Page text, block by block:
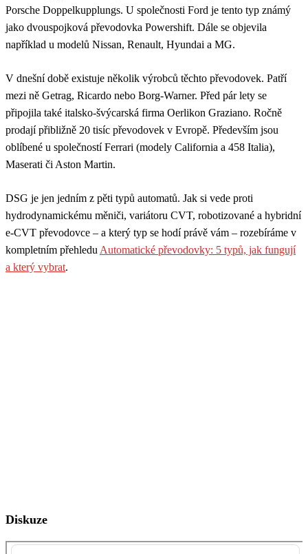
Porsche Doppelkupplungs. U společnosti Ford je tento typ známý
jako dvouspojková převodovka Powershift. Dále se objevila
například u modelů Nissan, Renault, Hyundai a MG.
V dnešní době existuje několik výrobců těchto převodovek. Patří
mezi ně Getrag, Ricardo nebo Borg-Warner. Před pár lety se
připojila také italsko-švýcarská firma Oerlikon Graziano. Ročně
prodají přibližně 20 tisíc převodovek v Evropě. Především jsou
oblíbené u společností Ferrari (modely California a 458 Italia),
Maserati či Aston Martin.
DSG je jen jedním z pěti typů automatů. Jak si vede proti
hydrodynamickému měniči, variátoru CVT, robotizované a hybridní
e-CVT převodovce – a který typ se hodí právě vám – rozebíráme v
kompletním přehledu Automatické převodovky: 5 typů, jak fungují
a který vybrat.
Diskuze